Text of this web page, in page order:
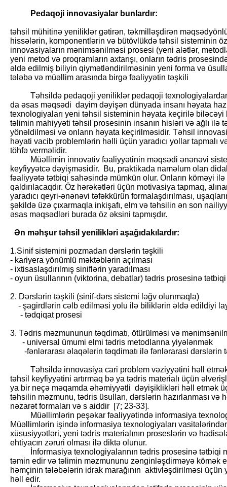
Pedaqoji innovasiyalar bunlardır:
təhsil mühitinə yeniliklər gətirən, təkmilləşdirən
hissələrin, komponentlərin və bütövlükdə təhsil sisteminin
innovasiyaların mənimsənilməsi prosesi (yeni alətlər,
yeni metod və proqramların axtarışı, onların tədris
əldə edilmiş biliyin qiymətləndirilməsinin yeni forma və
tələbə və müəllim arasında birgə fəaliyyətin təşkili
Təhsildə pedaqoji yeniliklər pedaqoji texnologiyalardan
da əsas məqsədi dayim dəyişən dünyada insanı həyata
texnologiyaları yeni təhsil sisteminin həyata keçirilə
təlimin mahiyyəti təhsil prosesinin insanın hisləri və ağlı ilə
yönəldilməsi və onların həyata keçirilməsidir. Təhsil
həyati vacib problemlərin həlli üçün yaradıcı yollar tapmalı
töhfə verməlidir.
Müəllimin innovativ fəaliyyətinin məqsədi ənənəvi
keyfiyyətcə dəyişməsidir. Bu, praktikada naməlum olan
fəaliyyətə tətbiqi sahəsində mümkün olur. Onların köməyi
qaldırılacaqdır. Öz hərəkətləri üçün motivasiya tapmaq,
yaradıcı qeyri-ənənəvi təfəkkürün formalaşdırılması,
şəkildə üzə çıxarmaqla inkişafı, elm və təhsilin ən son
əsas məqsədləri burada öz əksini tapmışdır.
Ən məhşur təhsil yenilikləri aşağıdakılardır:
1.Sinif sistemini pozmadan dərslərin təşkili
- kariyera yönümlü məktəblərin açılması
- ixtisaslaşdırılmış siniflərin yaradılması
- oyun üsullarının (viktorina, debatlar) tədris prosesinə tətbiqi
2. Dərslərin təşkili (sinif-dərs sistemi ləğv olunmaqla)
- şagirdlərin cəlb edilməsi yolu ilə biliklərin əldə edildiyi
- tədqiqat prosesi
3. Tədris məzmununun təqdimatı, ötürülməsi və
- universal ümumi elmi tədris metodlarına yiyələnmək
-fənlərarası əlaqələrin təqdimatı ilə fənlərarasi dərslərin
Təhsildə innovasiya cari problem vəziyyətini həll etmək
təhsil keyfiyyətini artırmaq bə ya tədris materialı üçün
ya bir neçə məqamda əhəmiyyətli dəyişiklikləri həll etmək
təhsilin məzmunu, tədris üsulları, dərslərin hazırlanması
nəzarət formaları və s aiddir [7; 23-33].
Müəllimlərin peşəkar fəaliyyətində informasiya
Müəllimlərin işində informasiya texnologiyaları
xüsusiyyətləri, yeni tədris materialının proseslərin və
ehtiyacın zəruri olması ilə diktə olunur.
İnformasiya texnologiyalarının tədris prosesinə tətbiqi
təmin edir və təlimin məzmununu zənginləşdirməyə kömək
həmçinin tələbələrin idrak marağının aktivləşdirilməsi üçün
həll edir.